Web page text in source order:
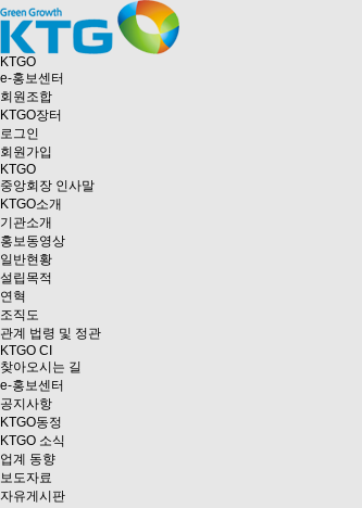
KTGO
e-홍보센터
회원조합
KTGO장터
로그인
회원가입
KTGO
중앙회장 인사말
KTGO소개
기관소개
홍보동영상
일반현황
설립목적
연혁
조직도
관계 법령 및 정관
KTGO CI
찾아오시는 길
e-홍보센터
공지사항
KTGO동정
KTGO 소식
업계 동향
보도자료
자유게시판